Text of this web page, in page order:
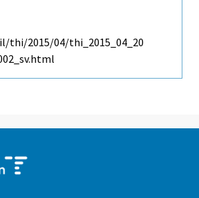
2015/04/thi_2015_04_20